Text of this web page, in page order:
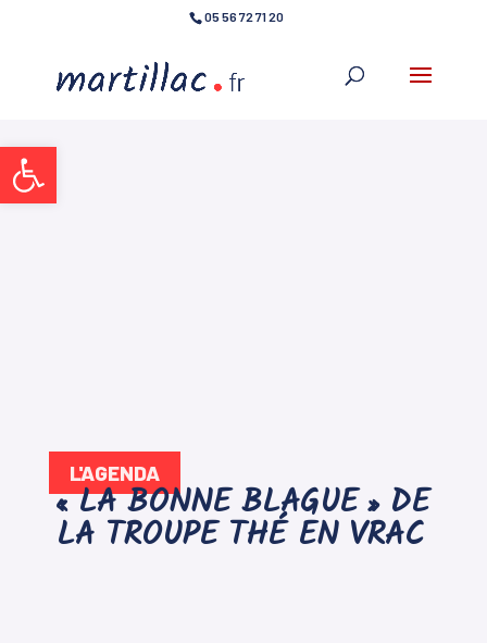
Ouvrir la barre d’outils
05 56 72 71 20
L'AGENDA
« LA BONNE BLAGUE » DE
LA TROUPE THÉ EN VRAC